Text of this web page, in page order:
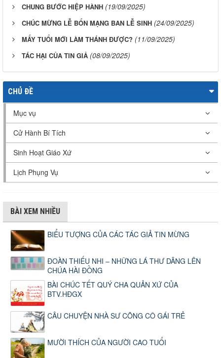
CHUNG BƯỚC HIỆP HÀNH (19/09/2025)
CHÚC MỪNG LỄ BỔN MẠNG BAN LỄ SINH (24/09/2025)
MẤY TUỔI MỚI LÀM THÁNH ĐƯỢC? (11/09/2025)
TÁC HẠI CỦA TIN GIẢ (08/09/2025)
CHỦ ĐỀ
Mục vụ
Cử Hành Bí Tích
Sinh Hoạt Giáo Xứ
Lịch Phụng Vụ
BÀI XEM NHIỀU
BIỂU TƯỢNG CỦA CÁC TÁC GIẢ TIN MỪNG
ĐOÀN THIẾU NHI – NHỮNG LÁ THƯ DÂNG LÊN
CHÚA HÀI ĐỒNG
BÀI CHÚC TẾT QUÝ CHA QUẢN XỨ CỦA
BTV.HĐGX
CÂU CHUYỆN NHÀ SƯ CÕNG CÔ GÁI TRẺ
MƯỜI THÍCH CỦA NGƯỜI CAO TUỔI